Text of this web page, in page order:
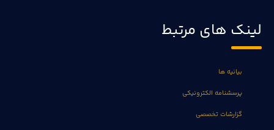
لینک های مرتبط
بیانیه ها
پرسشنامه الکترونیکی
گزارشات تخصصی